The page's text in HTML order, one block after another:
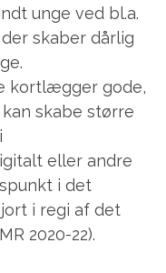
unge ved bl.a.
skaber dårlig
kortlægger gode,
skabe større
eller andre
i det
i regi af det
2020-22).